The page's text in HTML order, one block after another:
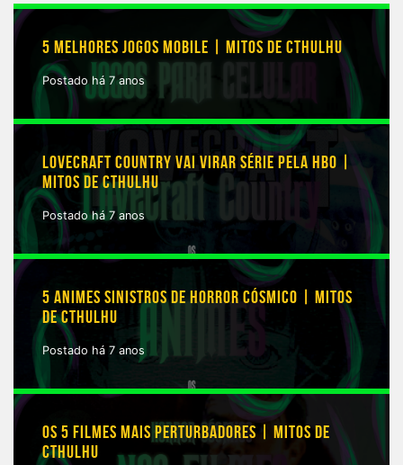
5 MELHORES JOGOS MOBILE | MITOS DE CTHULHU
Postado há 7 anos
LOVECRAFT COUNTRY VAI VIRAR SÉRIE PELA HBO |
MITOS DE CTHULHU
Postado há 7 anos
5 ANIMES SINISTROS DE HORROR CÓSMICO | MITOS
DE CTHULHU
Postado há 7 anos
OS 5 FILMES MAIS PERTURBADORES | MITOS DE
CTHULHU